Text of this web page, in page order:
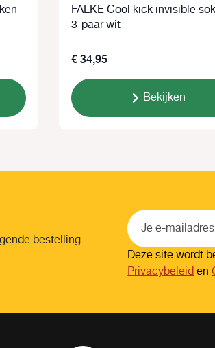
FALKE Cool kick invisible
3-paar wit
€ 34,95
Bekijken
bestelling.
Deze site wordt
Privacybeleiden